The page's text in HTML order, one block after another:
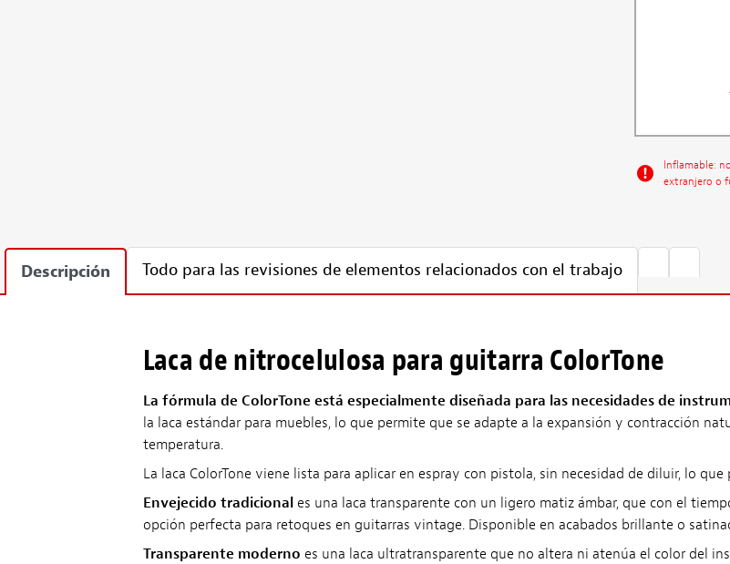
Inflamable:
extranjero o
Descripción Todo para las revisiones de elementos relacionados con el trabajo
Laca de nitrocelulosa para guitarra ColorTone
La fórmula de ColorTone está especialmente diseñada para las necesidades de
la laca estándar para muebles, lo que permite que se adapte a la expansión y contracción
temperatura.
La laca ColorTone viene lista para aplicar en espray con pistola, sin necesidad de diluir, lo
Envejecido tradicionales una laca transparente con un ligero matiz ámbar, que con el
opción perfecta para retoques en guitarras vintage. Disponible en acabados brillante o
Transparente moderno es una laca ultratransparente que no altera ni atenúa el color del